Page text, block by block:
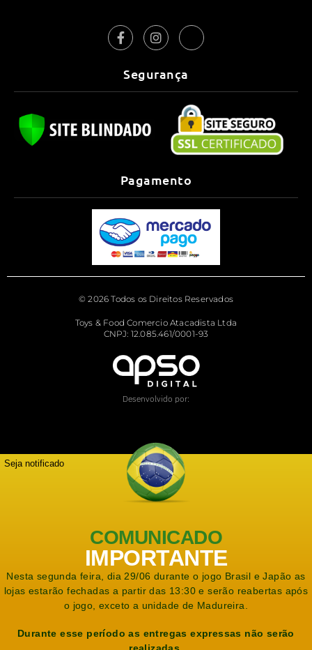
Segurança
Pagamento
© 2026 Todos os Direitos Reservados
Toys & Food Comercio Atacadista Ltda
CNPJ: 12.085.461/0001-93
Desenvolvido por:
Seja notificado
COMUNICADO
IMPORTANTE
Nesta segunda feira, dia 29/06 durante o jogo Brasil e Japão as
lojas estarão fechadas a partir das 13:30 e serão reabertas após
o jogo, exceto a unidade de Madureira.
Durante esse período as entregas expressas não serão